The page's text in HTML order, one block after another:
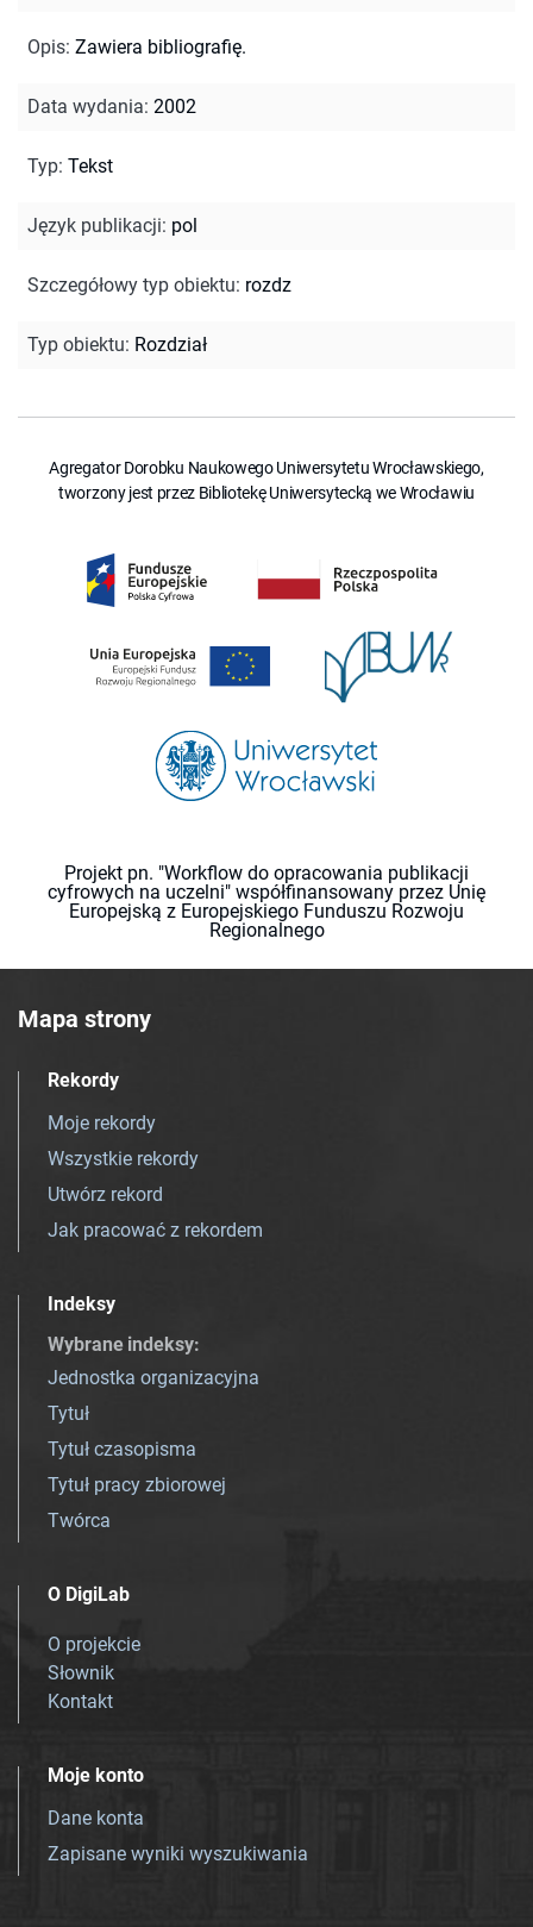
Opis: Zawiera bibliografię.
Data wydania: 2002
Typ: Tekst
Język publikacji: pol
Szczegółowy typ obiektu: rozdz
Typ obiektu: Rozdział
Agregator Dorobku Naukowego Uniwersytetu Wrocławskiego,
tworzony jest przez Bibliotekę Uniwersytecką we Wrocławiu
Projekt pn. "Workflow do opracowania publikacji
cyfrowych na uczelni" współfinansowany przez Unię
Europejską z Europejskiego Funduszu Rozwoju
Regionalnego
Mapa strony
Rekordy
Moje rekordy
Wszystkie rekordy
Utwórz rekord
Jak pracować z rekordem
Indeksy
Wybrane indeksy:
Jednostka organizacyjna
Tytuł
Tytuł czasopisma
Tytuł pracy zbiorowej
Twórca
O DigiLab
O projekcie
Słownik
Kontakt
Moje konto
Dane konta
Zapisane wyniki wyszukiwania